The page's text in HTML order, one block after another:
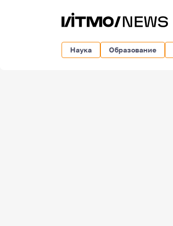
Наука Образование